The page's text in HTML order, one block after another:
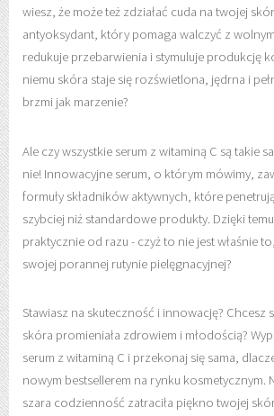
wiesz, że może też zdziałać cuda na twojej
antyoksydant, który pomaga walczyć z
redukuje przebarwienia i stymuluje produkcję
niemu skóra staje się rozświetlona, jędrna i
brzmi jak marzenie?
Ale czy wszystkie serum z witaminą C są takie
nie! Innowacyjne serum, o którym mówimy,
formuły składników aktywnych, które
szybciej niż standardowe produkty. Dzięki
praktycznie od razu - czyż to nie jest właśnie
swojej porannej rutynie pielęgnacyjnej?
Stawiasz na skuteczność i innowację? Chcesz
skóra promieniała zdrowiem i młodością?
serum z witaminą C i przekonaj się sama,
nowym bestsellerem na rynku kosmetycznym.
szara codzienność zatraciła piękno twojej